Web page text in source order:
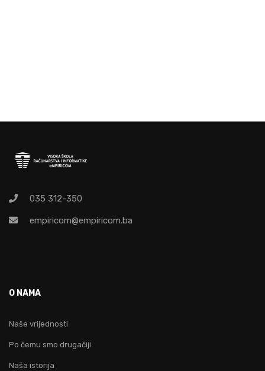
035 312-350
empiricom@empiricom.ba
O NAMA
Naše vrijednosti
Po čemu smo drugačiji
Naša istorija